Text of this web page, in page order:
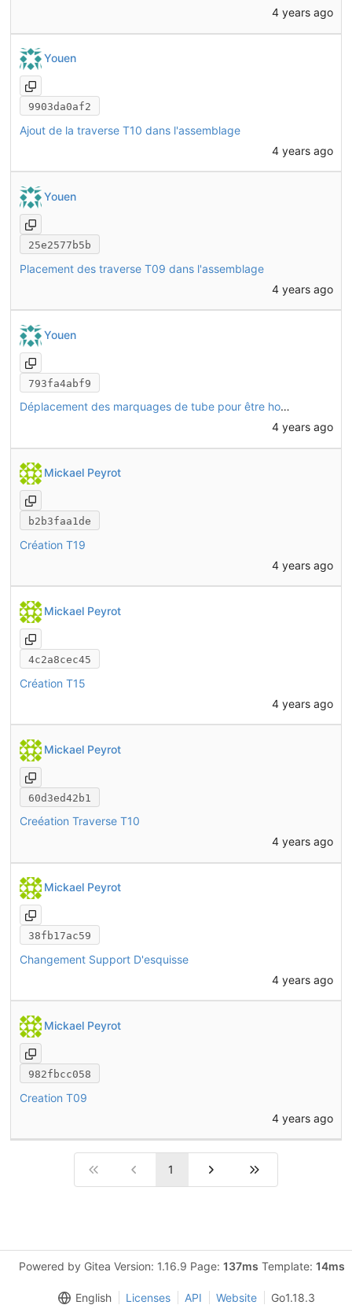
4 years ago
Youen
9903da0af2
Ajout de la traverse T10 dans l'assemblage
4 years ago
Youen
25e2577b5b
Placement des traverse T09 dans l'assemblage
4 years ago
Youen
793fa4abf9
Déplacement des marquages de tube pour être homogène entre toutes les traverses (sur la face arrière, côté gauche)
4 years ago
Mickael Peyrot
b2b3faa1de
Création T19
4 years ago
Mickael Peyrot
4c2a8cec45
Création T15
4 years ago
Mickael Peyrot
60d3ed42b1
Creéation Traverse T10
4 years ago
Mickael Peyrot
38fb17ac59
Changement Support D'esquisse
4 years ago
Mickael Peyrot
982fbcc058
Creation T09
4 years ago
1
Powered by Gitea Version: 1.16.9 Page: 137ms Template: 14ms
English Licenses API Website Go1.18.3